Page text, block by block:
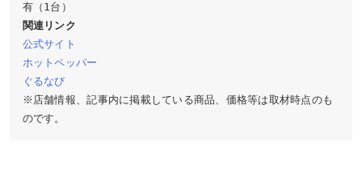
関連リンク
公式サイト
ホットペッパー
ぐるなび
※店舗情報、記事内に掲載している商品、価格等は取材時点のも
のです。